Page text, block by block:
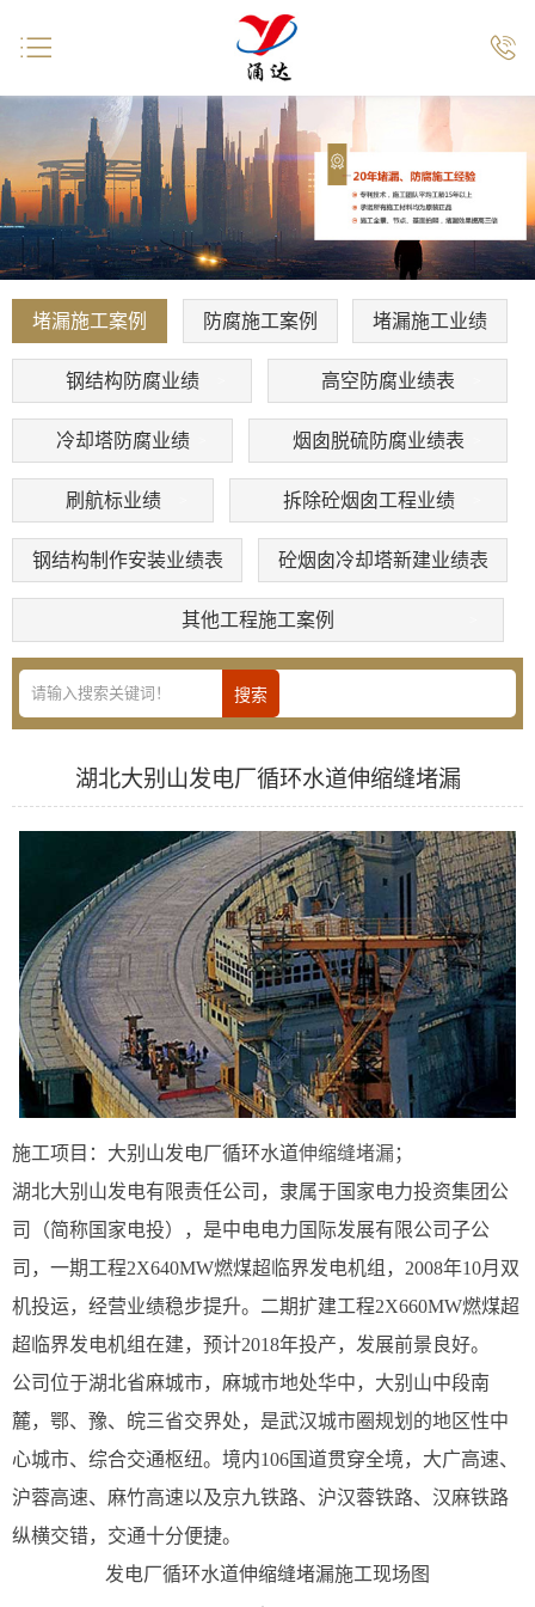
堵漏施工案例 防腐施工案例 堵漏施工业绩
钢结构防腐业绩 高空防腐业绩表
冷却塔防腐业绩 烟囱脱硫防腐业绩表
刷航标业绩 拆除砼烟囱工程业绩
钢结构制作安装业绩表 砼烟囱冷却塔新建业绩表
其他工程施工案例
湖北大别山发电厂循环水道伸缩缝堵漏
施工项目：大别山发电厂循环水道伸缩缝堵漏 ；
湖北大别山发电有限责任公司，隶属于国家电力投资集团公
司（简称国家电投），是中电电力国际发展有限公司子公
司，一期工程2X640MW燃煤超临界发电机组，2008年10月双
机投运，经营业绩稳步提升。二期扩建工程2X660MW燃煤超
超临界发电机组在建，预计2018年投产，发展前景良好。
公司位于湖北省麻城市，麻城市地处华中，大别山中段南
麓，鄂、豫、皖三省交界处，是武汉城市圈规划的地区性中
心城市、综合交通枢纽。境内106国道贯穿全境，大广高速、
沪蓉高速、麻竹高速以及京九铁路、沪汉蓉铁路、汉麻铁路
纵横交错，交通十分便捷。
发电厂循环水道伸缩缝堵漏施工现场图
 